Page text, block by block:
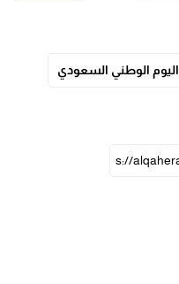
اليوم الوطني السعودي